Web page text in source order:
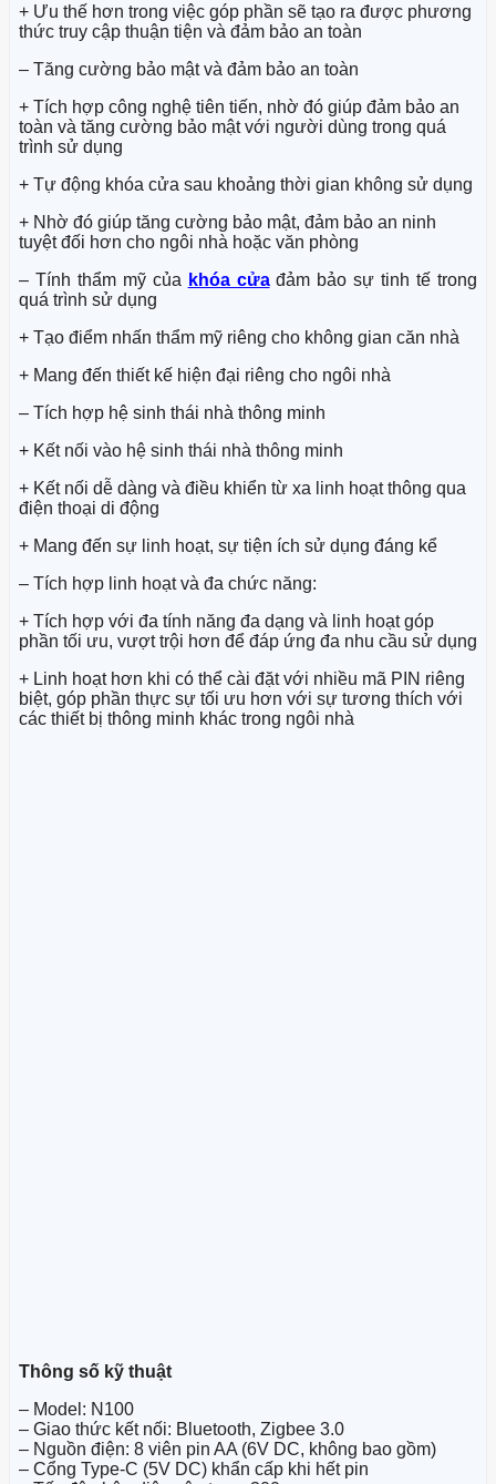
+ Ưu thế hơn trong việc góp phần sẽ tạo ra được phương
thức truy cập thuận tiện và đảm bảo an toàn
– Tăng cường bảo mật và đảm bảo an toàn
+ Tích hợp công nghệ tiên tiến, nhờ đó giúp đảm bảo an
toàn và tăng cường bảo mật với người dùng trong quá
trình sử dụng
+ Tự động khóa cửa sau khoảng thời gian không sử dụng
+ Nhờ đó giúp tăng cường bảo mật, đảm bảo an ninh
tuyệt đối hơn cho ngôi nhà hoặc văn phòng
– Tính thẩm mỹ của khóa cửađảm bảo sự tinh tế trong
quá trình sử dụng
+ Tạo điểm nhấn thẩm mỹ riêng cho không gian căn nhà
+ Mang đến thiết kế hiện đại riêng cho ngôi nhà
– Tích hợp hệ sinh thái nhà thông minh
+ Kết nối vào hệ sinh thái nhà thông minh
+ Kết nối dễ dàng và điều khiển từ xa linh hoạt thông qua
điện thoại di động
+ Mang đến sự linh hoạt, sự tiện ích sử dụng đáng kể
– Tích hợp linh hoạt và đa chức năng:
+ Tích hợp với đa tính năng đa dạng và linh hoạt góp
phần tối ưu, vượt trội hơn để đáp ứng đa nhu cầu sử dụng
+ Linh hoạt hơn khi có thể cài đặt với nhiều mã PIN riêng
biệt, góp phần thực sự tối ưu hơn với sự tương thích với
các thiết bị thông minh khác trong ngôi nhà
Thông số kỹ thuật
– Model: N100
– Giao thức kết nối: Bluetooth, Zigbee 3.0
– Nguồn điện: 8 viên pin AA (6V DC, không bao gồm)
– Cổng Type-C (5V DC) khẩn cấp khi hết pin